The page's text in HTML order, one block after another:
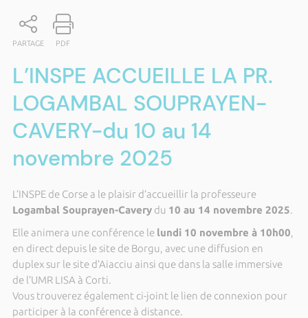
PARTAGE PDF
L’INSPE ACCUEILLE LA PR.
LOGAMBAL SOUPRAYEN-
CAVERY-du 10 au 14
novembre 2025
L’INSPE de Corse a le plaisir d’accueillir la professeure
Logambal Souprayen-Caverydu 10 au 14 novembre 2025.
Elle animera une conférence le lundi 10 novembre à 10h00,
en direct depuis le site de Borgu, avec une diffusion en
duplex sur le site d’Aiacciu ainsi que dans la salle immersive
de l’UMR LISA à Corti.
Vous trouverez également ci-joint le lien de connexion pour
participer à la conférence à distance.